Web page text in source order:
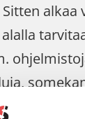
alkaa
kyse sitten